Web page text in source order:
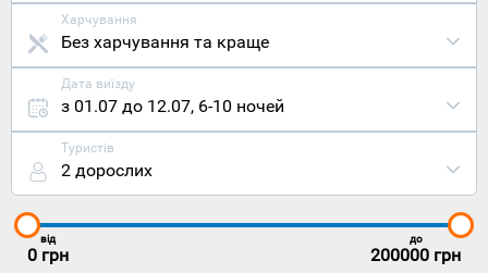
Харчування
Без харчування та краще
Дата виїзду
з 01.07 до 12.07, 6-10 ночей
Туристів
2 дорослих
від
0 грн
до
200000 грн